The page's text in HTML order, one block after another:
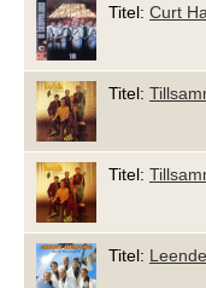
Titel: Curt
Titel:
Titel:
Titel: